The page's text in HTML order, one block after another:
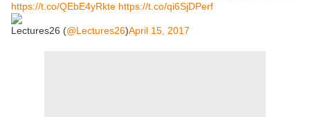
https://t.co/QEbE4yRkte https://t.co/qi6SjDPerf
Lectures26 (@Lectures26)April 15, 2017